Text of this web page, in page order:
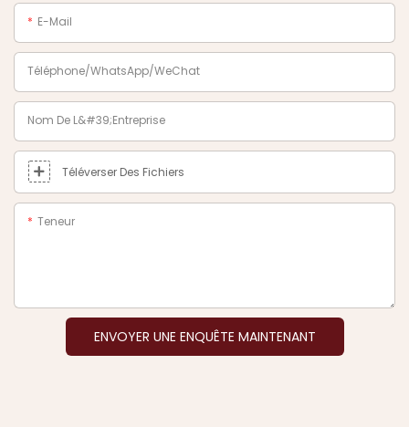
E-Mail
Téléphone/WhatsApp/WeChat
Nom De L&#39;entreprise
Téléverser Des Fichiers
Teneur
ENVOYER UNE ENQUÊTE MAINTENANT